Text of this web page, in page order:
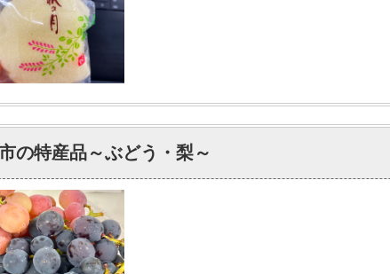
の特産品～ぶどう・梨～